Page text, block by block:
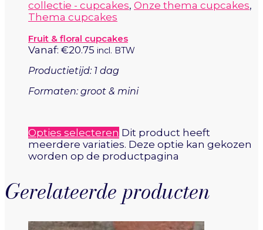
collectie - cupcakes, Onze thema cupcakes,
Thema cupcakes
Fruit & floral cupcakes
Vanaf: €20.75 incl. BTW
Productietijd: 1 dag
Formaten: groot & mini
Opties selecteren Dit product heeft
meerdere variaties. Deze optie kan gekozen
worden op de productpagina
Gerelateerde producten